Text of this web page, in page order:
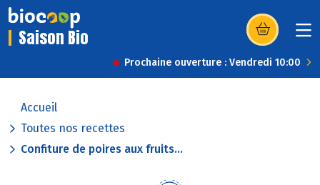
Saison Bio (s’ouvre dans
Prochaine ouverture : Vendredi 10:00
Accueil
Toutes nos recettes
Confiture de poires aux fruits...